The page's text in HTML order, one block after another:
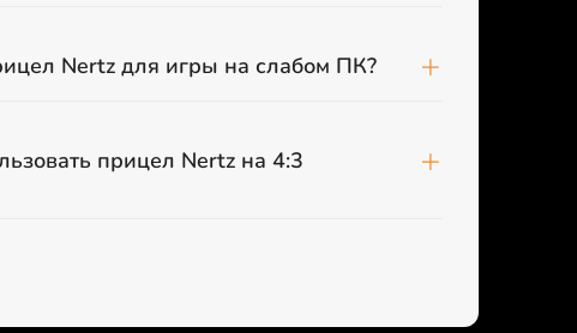
Nertz для игры на слабом ПК?
прицел Nertz на 4:3